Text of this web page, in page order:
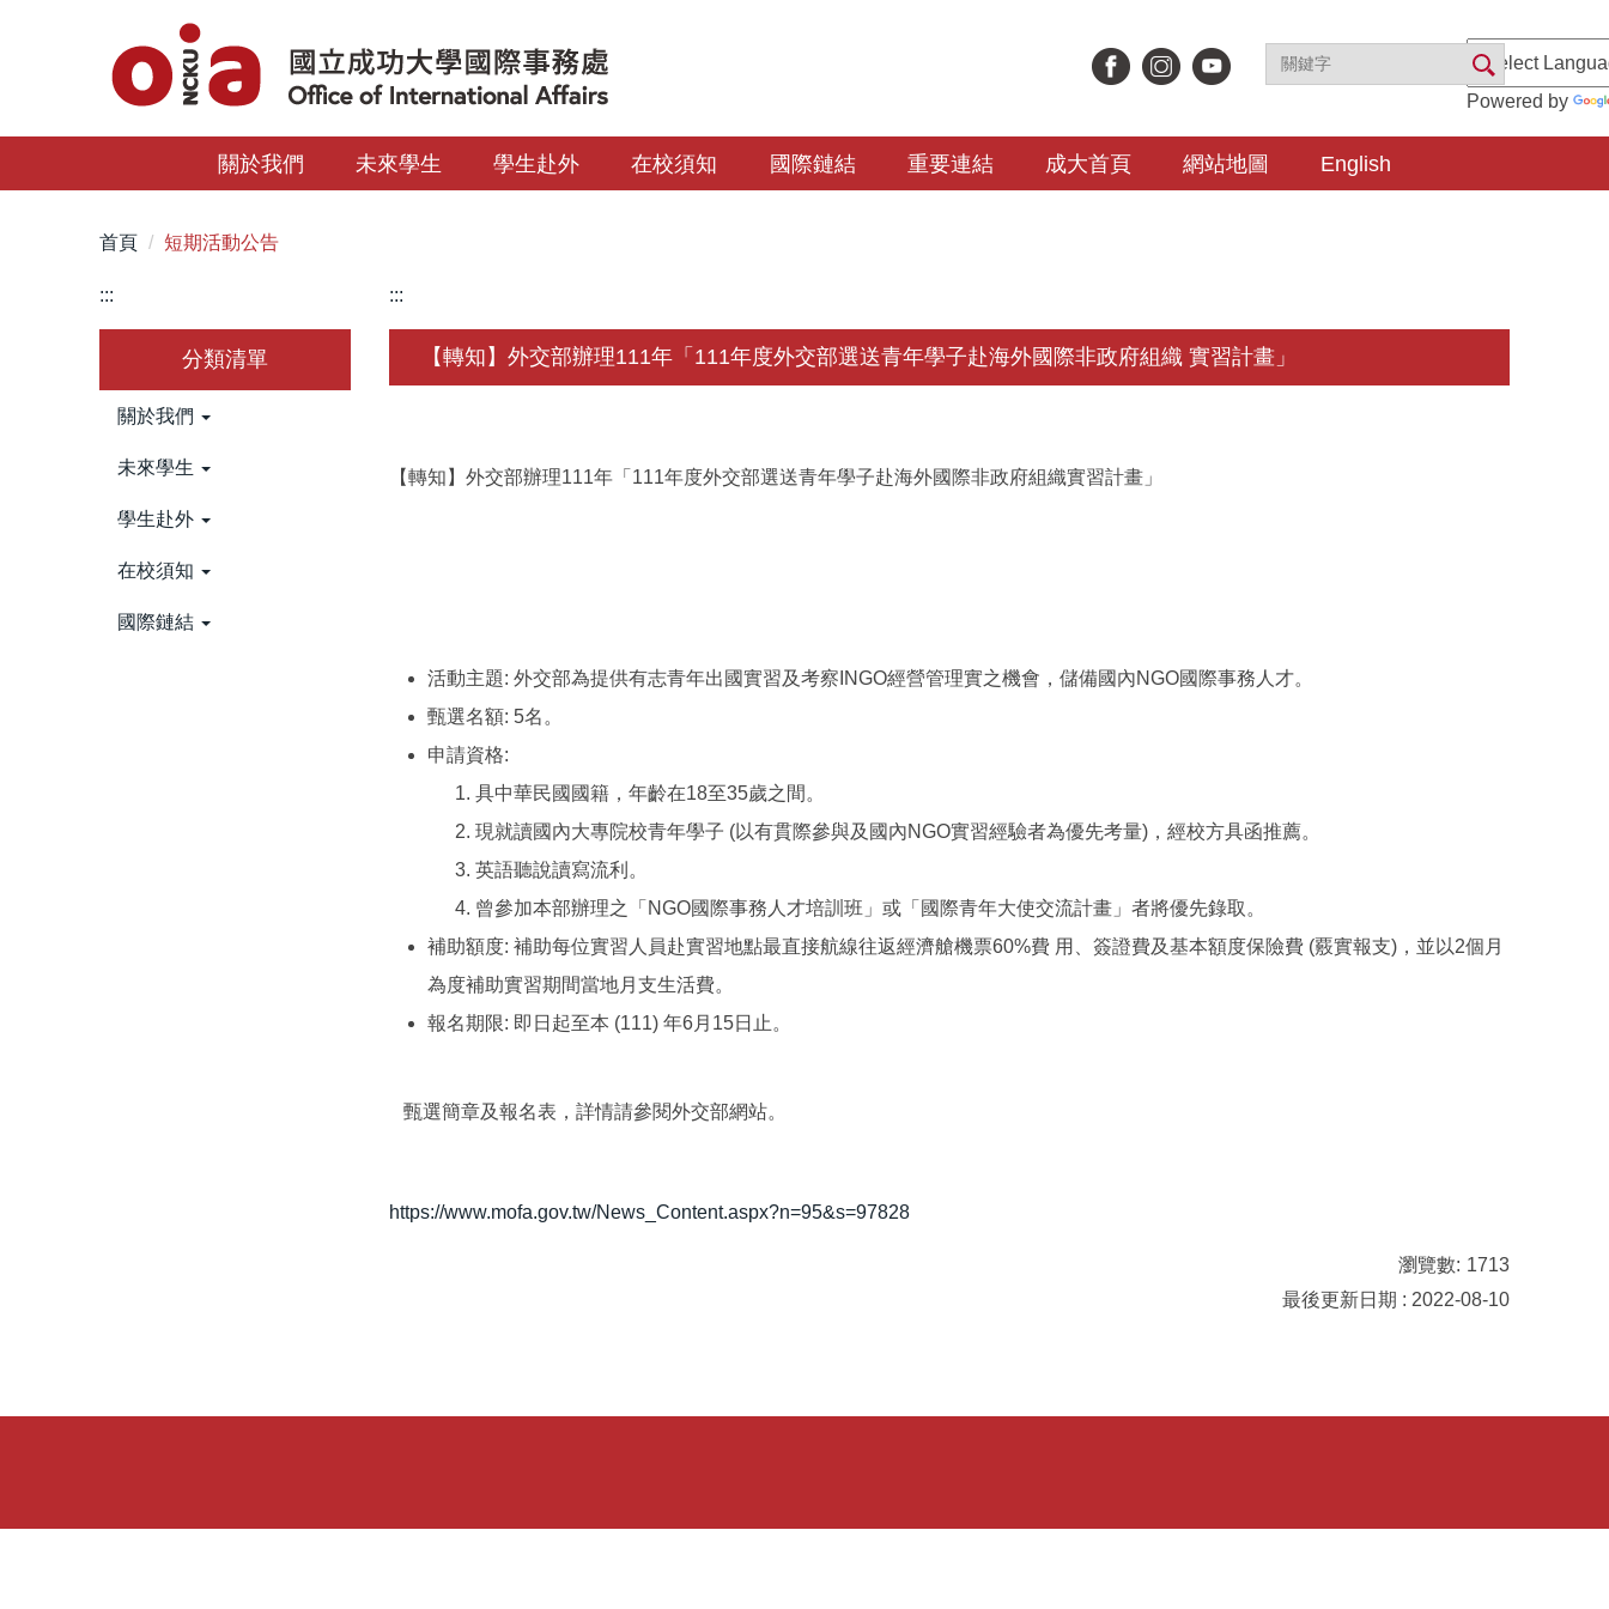
內
區
Powered by
關於我們 未來學生 學生赴外 在校須知 國際鏈結 重要連結 成大首頁 網站地圖 English
首頁 短期活動公告
:::
分類清單
關於我們
未來學生
學生赴外
在校須知
國際鏈結
:::
【轉知】外交部辦理111年「111年度外交部選送青年學子赴海外國際非政府組織 實習計畫」
【轉知】外交部辦理111年「111年度外交部選送青年學子赴海外國際非政府組織實習計畫」
活動主題: 外交部為提供有志青年出國實習及考察INGO經營管理實之機會，儲備國內NGO國際事務人才。
甄選名額: 5名。
申請資格:
具中華民國國籍，年齡在18至35歲之間。
現就讀國內大專院校青年學子 (以有貫際參與及國內NGO實習經驗者為優先考量)，經校方具函推薦。
英語聽說讀寫流利。
曾參加本部辦理之「NGO國際事務人才培訓班」或「國際青年大使交流計畫」者將優先錄取。
補助額度: 補助每位實習人員赴實習地點最直接航線往返經濟艙機票60%費 用、簽證費及基本額度保險費 (覈實報支)，並以2個月
為度補助實習期間當地月支生活費。
報名期限: 即日起至本 (111) 年6月15日止。
甄選簡章及報名表，詳情請參閱外交部網站。
https://www.mofa.gov.tw/News_Content.aspx?n=95&s=97828
瀏覽數: 1713
最後更新日期 : 2022-08-10